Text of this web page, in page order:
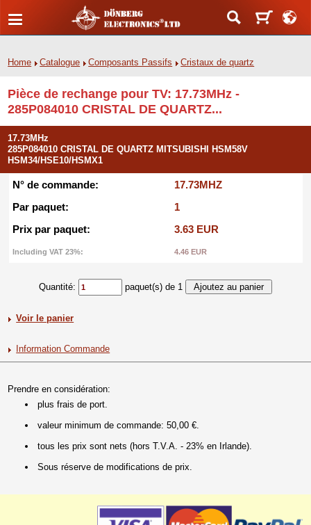
Home Catalogue Composants Passifs Cristaux de quartz
Pièce de rechange pour TV: 17.73MHz -
285P084010 CRISTAL DE QUARTZ...
17.73MHz
285P084010 CRISTAL DE QUARTZ MITSUBISHI HSM58V
HSM34/HSE10/HSMX1
N° de commande:
17.73MHZ
Par paquet:
1
Prix par paquet:
3.63 EUR
Including VAT 23%: 4.46 EUR
Quantité: paquet(s) de 1
Voir le panier
Information Commande
Prendre en considération:
plus frais de port.
valeur minimum de commande: 50,00 €.
tous les prix sont nets (hors T.V.A. - 23% en Irlande).
Sous réserve de modifications de prix.